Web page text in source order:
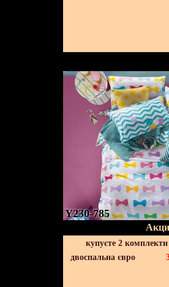
Y230-785
купуєте 2
двоспальна євро